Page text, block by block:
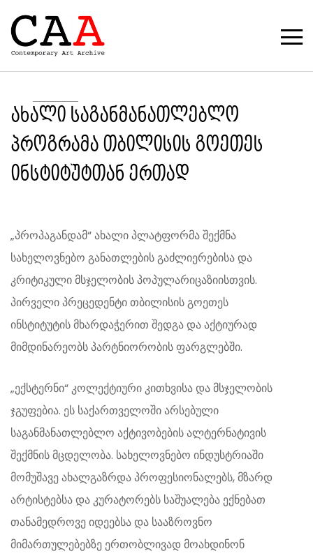
ახალი საგანმანათლებლო
პროგრამა თბილისის გოეთეს
ინსტიტუტთან ერთად
„პროპაგანდამ“ ახალი პლატფორმა შექმნა
სახელოვნებო განათლების გაძლიერებისა და
კრიტიკული მსჯელობის პოპულარიცაზიისთვის.
პირველი პრეცედენტი თბილისის გოეთეს
ინსტიტუტის მხარდაჭერით შედგა და აქტიურად
მიმდინარეობს პარტნიორობის ფარგლებში.
„ექსტერნი“ კოლექტიური კითხვისა და მსჯელობის
ჯგუფებია. ეს საქართველოში არსებული
საგანმანათლებლო აქტივობების ალტერნატივის
შექმნის მცდელობა. სახელოვნებო ინდუსტრიაში
მომუშავე ახალგაზრდა პროფესიონალებს, მზარდ
არტისტებსა და კურატორებს საშუალება ექნებათ
თანამედროვე იდეებსა და სააზროვნო
მიმართულებებზე ერთობლივად მოახდინონ